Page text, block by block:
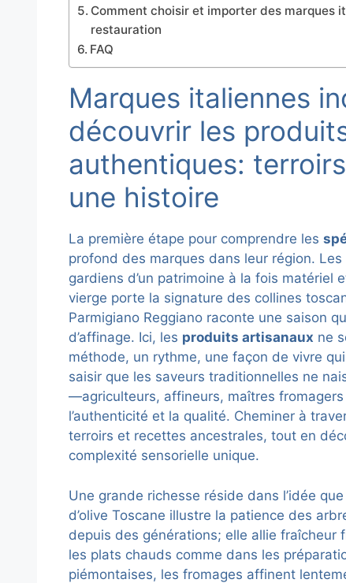
Comment choisir et importer des marques
restauration
FAQ
Marques italiennes
découvrir les
authentiques:
une histoire
La première étape pour comprendre les
profond des marques dans leur région.
gardiens d’un patrimoine à la fois matériel
vierge porte la signature des collines
Parmigiano Reggiano raconte une saison
d’affinage. Ici, les produits artisanaux ne
méthode, un rythme, une façon de vivre
saisir que les saveurs traditionnelles ne
—agriculteurs, affineurs, maîtres
l’authenticité et la qualité. Cheminer à
terroirs et recettes ancestrales, tout en
complexité sensorielle unique.
Une grande richesse réside dans l’idée
d’olive Toscane illustre la patience des
depuis des générations; elle allie fraîcheur
les plats chauds comme dans les
piémontaises, les fromages affinent